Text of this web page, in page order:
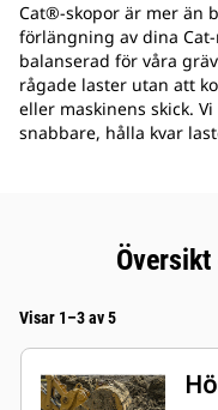
Cat®-skopor är mer än
förlängning av dina
balanserad för våra
rågade laster utan att
eller maskinens skick.
snabbare, hålla kvar
Visar 1–3 av 5